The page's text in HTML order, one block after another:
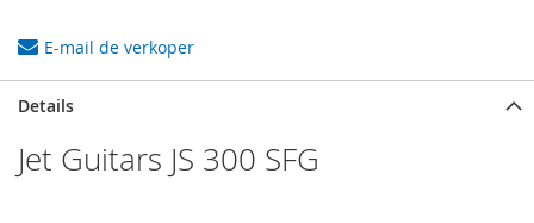
E-mail de verkoper
Details
Jet Guitars JS 300 SFG